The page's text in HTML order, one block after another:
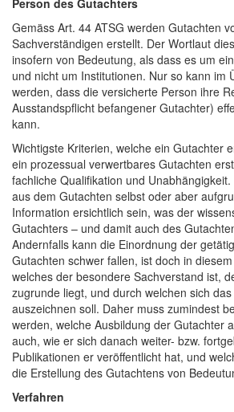
Person des Gutachters
Gemäss Art. 44 ATSG werden Gutachten
Sachverständigen erstellt. Der Wortlaut
insofern von Bedeutung, als dass es um
und nicht um Institutionen. Nur so kann im
werden, dass die versicherte Person ihre
Ausstandspflicht befangener Gutachter)
kann.
Wichtigste Kriterien, welche ein Gutachter
ein prozessual verwertbares Gutachten
fachliche Qualifikation und
aus dem Gutachten selbst oder aber
Information ersichtlich sein, was der
Gutachters – und damit auch des
Andernfalls kann die Einordnung der
Gutachten schwer fallen, ist doch in
welches der besondere Sachverstand ist,
zugrunde liegt, und durch welchen sich
auszeichnen soll. Daher muss zumindest
werden, welche Ausbildung der Gutachter
auch, wie er sich danach weiter- bzw.
Publikationen er veröffentlicht hat, und
die Erstellung des Gutachtens von
Verfahren